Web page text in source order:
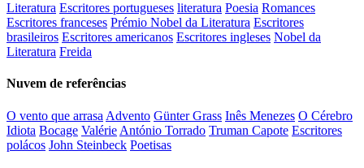
Literatura Escritores portugueses literatura Poesia Romances
Escritores franceses Prémio Nobel da Literatura Escritores
brasileiros Escritores americanos Escritores ingleses Nobel da
Literatura Freida
Nuvem de referências
O vento que arrasa Advento Günter Grass Inês Menezes O Cérebro
Idiota Bocage Valérie António Torrado Truman Capote Escritores
polácos John Steinbeck Poetisas